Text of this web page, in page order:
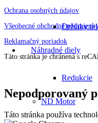
Držiaky
Redukcie
Náhradné diely
ND Motor
Ochrana osobných údajov
Všeobecné obchodné
Reklamačný poriadok
Táto stránka je chránená s
Nepodporovaný
Táto stránka používa